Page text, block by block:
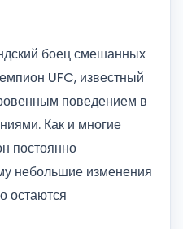
боец смешанных
UFC, известный
поведением в
Как и многие
постоянно
небольшие изменения
остаются